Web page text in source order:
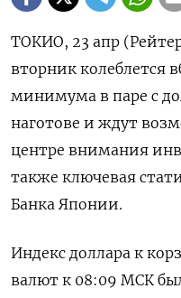
ТОКИО, 23 апр
вторник колеблется
минимума в паре с
наготове и ждут
центре внимания
также ключевая
Банка Японии.
Индекс доллара к
валют к 08:09 МСК